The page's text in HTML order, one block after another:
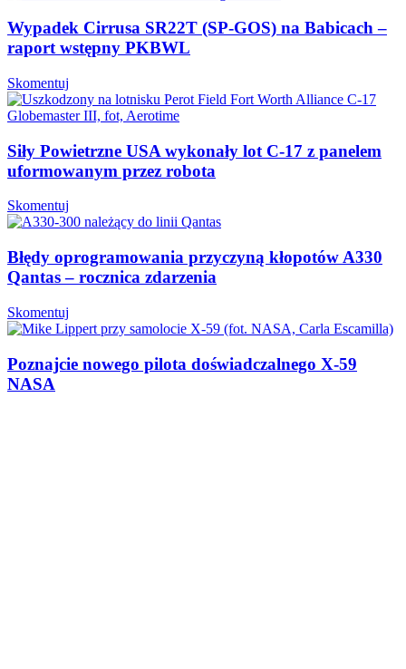
Wypadek Cirrusa SR22T (SP-GOS) na Babicach –
raport wstępny PKBWL
Skomentuj
Siły Powietrzne USA wykonały lot C-17 z panelem
uformowanym przez robota
Skomentuj
Błędy oprogramowania przyczyną kłopotów A330
Qantas – rocznica zdarzenia
Skomentuj
Poznajcie nowego pilota doświadczalnego X-59
NASA